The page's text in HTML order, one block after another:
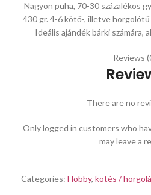
Nagyon puha, 70-30 százalékos
430 gr. 4-6 kötő-, illetve
Ideális ajándék bárki számára,
Reviews
There are no
Only logged in customers who
may leave a
Categories: Hobby, kötés /